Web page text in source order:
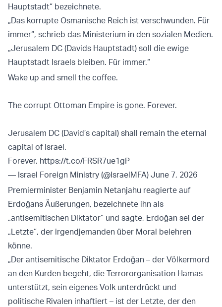
Hauptstadt“ bezeichnete.
„Das korrupte Osmanische Reich ist verschwunden. Für
immer“, schrieb das Ministerium in den sozialen Medien.
„Jerusalem DC (Davids Hauptstadt) soll die ewige
Hauptstadt Israels bleiben. Für immer.“
Wake up and smell the coffee.
The corrupt Ottoman Empire is gone. Forever.
Jerusalem DC (David’s capital) shall remain the eternal
capital of Israel.
Forever. https://t.co/FRSR7ue1gP
— Israel Foreign Ministry (@IsraelMFA) June 7, 2026
Premierminister Benjamin Netanjahu reagierte auf
Erdoğans Äußerungen, bezeichnete ihn als
„antisemitischen Diktator“ und sagte, Erdoğan sei der
„Letzte“, der irgendjemanden über Moral belehren
könne.
„Der antisemitische Diktator Erdoğan – der Völkermord
an den Kurden begeht, die Terrororganisation Hamas
unterstützt, sein eigenes Volk unterdrückt und
politische Rivalen inhaftiert – ist der Letzte, der den